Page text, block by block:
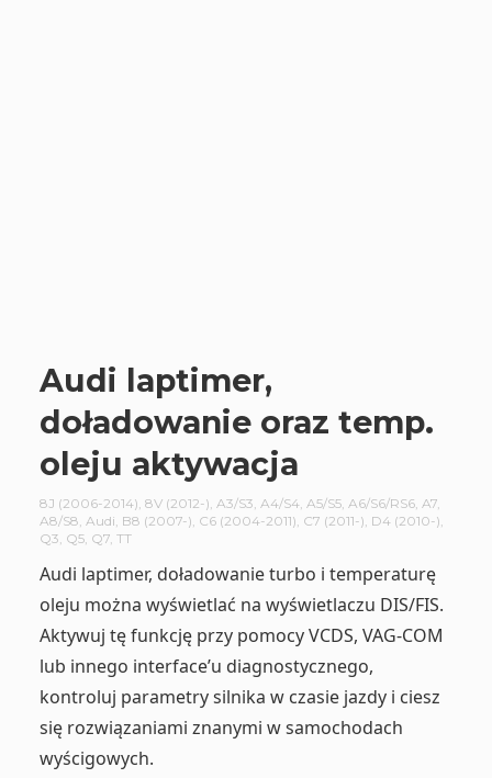
Audi laptimer,
doładowanie oraz temp.
oleju aktywacja
8J (2006-2014) 8V (2012-) A3/S3 A4/S4, A5/S5, A6/S6/RS6, A7,
A8/S8 Audi B8 (2007-) C6 (2004-2011) C7 (2011-) D4 (2010-)
Q3 Q5, Q7, TT
Audi laptimer, doładowanie turbo i temperaturę
oleju można wyświetlać na wyświetlaczu DIS/FIS.
Aktywuj tę funkcję przy pomocy VCDS, VAG-COM
lub innego interface’u diagnostycznego,
kontroluj parametry silnika w czasie jazdy i ciesz
się rozwiązaniami znanymi w samochodach
wyścigowych.